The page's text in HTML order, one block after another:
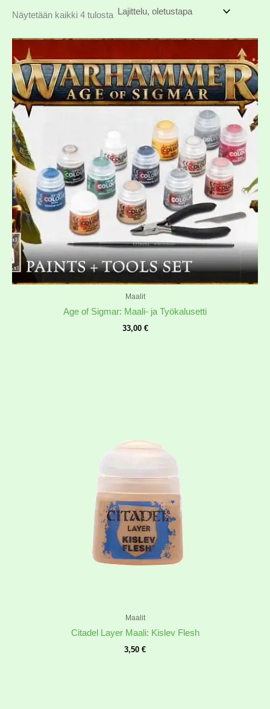
Näytetään kaikki 4 tulosta
Maalit
Age of Sigmar: Maali- ja Työkalusetti
33,00 €
Maalit
Citadel Layer Maali: Kislev Flesh
3,50 €